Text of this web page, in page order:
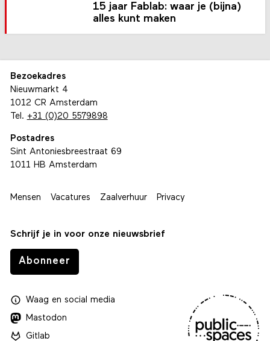
15 jaar Fablab: waar je (bijna)
alles kunt maken
Bezoekadres
Nieuwmarkt 4
1012 CR Amsterdam
Tel. +31 (0)20 5579898
Postadres
Sint Antoniesbreestraat 69
1011 HB Amsterdam
Mensen Vacatures Zaalverhuur Privacy
Schrijf je in voor onze nieuwsbrief
Abonneer
Waagen social media
Mastodon
Gitlab